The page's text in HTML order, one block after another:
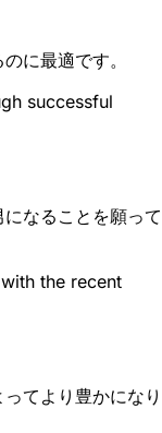
に最適です。
successful
なることを願って
the recent
てより豊かになり